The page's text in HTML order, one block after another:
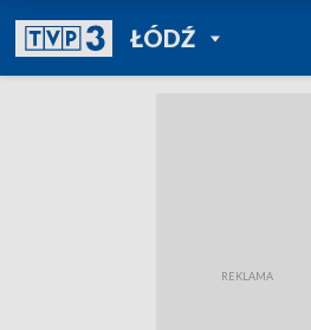
ŁÓDŹPOWRÓT DO
TVP REGIONY